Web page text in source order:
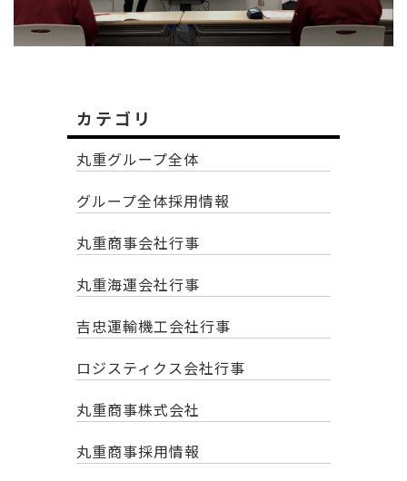
カテゴリ
丸重グループ全体
グループ全体採用情報
丸重商事会社行事
丸重海運会社行事
吉忠運輸機工会社行事
ロジスティクス会社行事
丸重商事株式会社
丸重商事採用情報